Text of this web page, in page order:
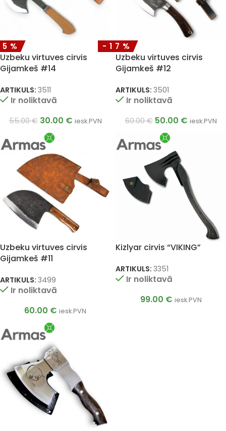
Uzbeku virtuves cirvis
Gijamkeš #14
ARTIKULS: 3511
Ir noliktavā
55.00€ 30.00 € iesk.PVN
-17%
Uzbeku virtuves cirvis
Gijamkeš #12
ARTIKULS: 3501
Ir noliktavā
60.00€ 50.00 € iesk.PVN
Uzbeku virtuves cirvis
Gijamkeš #11
ARTIKULS: 3499
Ir noliktavā
60.00 € iesk.PVN
Kizlyar cirvis “VIKING”
ARTIKULS: 3351
Ir noliktavā
99.00 € iesk.PVN